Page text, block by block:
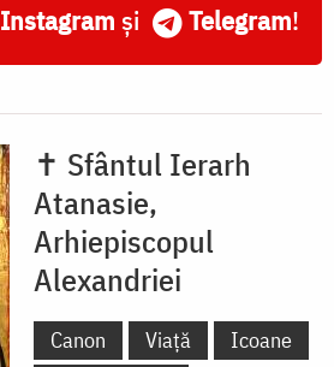
Instagram și Telegram!
✝ Sfântul Ierarh
Atanasie,
Arhiepiscopul
Alexandriei
Canon Viață
Icoane